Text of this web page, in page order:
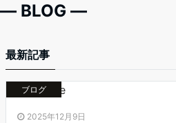
i
― BLOG ―
最新記事
ブログ
2025年12月9日